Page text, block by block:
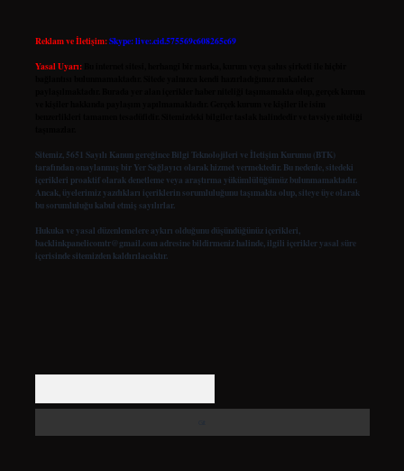
Reklam ve İletişim:Skype: live:.cid.575569c608265c69
Yasal Uyarı:
Sitemiz, 5651 Sayılı Kanun gereğince Bilgi Teknolojileri ve İletişim Kurumu (BTK)
tarafından onaylanmış bir Yer Sağlayıcı olarak hizmet vermektedir. Bu nedenle, sitedeki
içerikleri proaktif olarak denetleme veya araştırma yükümlülüğümüz bulunmamaktadır.
Ancak, üyelerimiz yazdıkları içeriklerin sorumluluğunu taşımakta olup, siteye üye olarak
bu sorumluluğu kabul etmiş sayılırlar.
Hukuka ve yasal düzenlemelere aykırı olduğunu düşündüğünüz içerikleri,
backlinkpanelicomtr@gmail.com adresine bildirmeniz halinde, ilgili içerikler yasal süre
içerisinde sitemizden kaldırılacaktır.